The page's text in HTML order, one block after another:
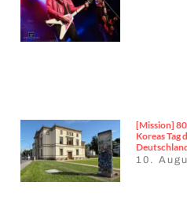
[Mission]
Koreas Tag
10.